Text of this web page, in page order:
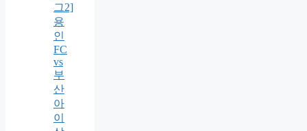
그2]
용
인
FC
vs
부
산
아
이